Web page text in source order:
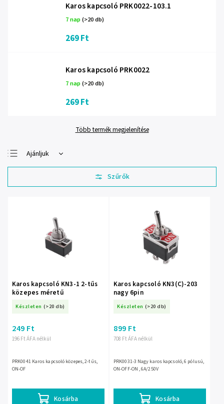
Karos kapcsoló PRK0022-103.1
7 nap(>20 db)
269 Ft
Karos kapcsoló PRK0022
7 nap(>20 db)
269 Ft
Több termék megjelenítése
Ajánljuk
Legolcsóbb elöl
Legdrágább
ABC szerint
Karos kapcsoló KN3-1 2-tűs
közepes méretű
Készleten (>20 db)
196 Ft ÁFA nélkül
249 Ft
Kosárba
PRK0041 Karos kapcsoló közepes, 2-tűs,
ON-OF
Karos kapcsoló KN3(C)-203
nagy 6pin
Készleten (>20 db)
708 Ft ÁFA nélkül
899 Ft
Kosárba
PRK0031-3 Nagy karos kapcsoló, 6 pólusú,
ON-OFF-ON , 6A/250V